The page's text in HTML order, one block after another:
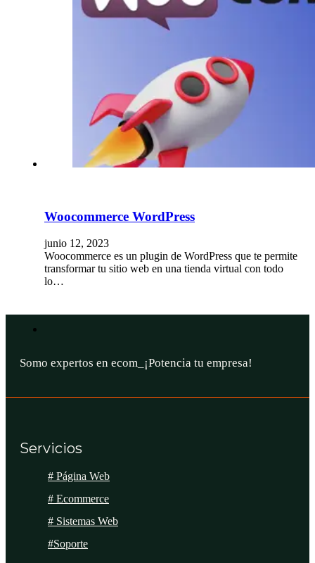
Woocommerce WordPress
junio 12, 2023
Woocommerce es un plugin de WordPress que te permite
transformar tu sitio web en una tienda virtual con todo
lo…
Somo expertos en si_¡Potencia tu empresa!
Servicios
# Página Web
# Ecommerce
# Sistemas Web
#Soporte